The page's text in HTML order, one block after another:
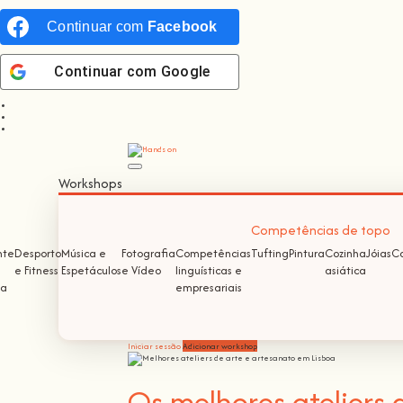
Continuar com Facebook
Continuar com Google
Workshops
Desporto
e Fitness
Música e
Espetáculos
Fotografia
e Vídeo
Competências
linguísticas e
empresariais
Competências de topo
TuftingPinturaCozinha
asiática
Jóias
Iniciar sessãoAdicionar workshop